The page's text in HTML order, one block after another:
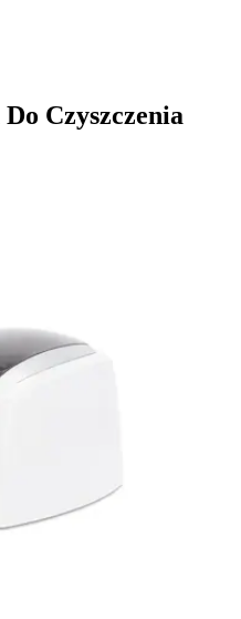
Czyszczenia